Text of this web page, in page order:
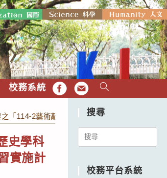
校務系統 FB EMAIL
「114-2藝術敲門誰來早餐系列線上分享講座
史學科
實施計
搜尋
Search
校務平台系統